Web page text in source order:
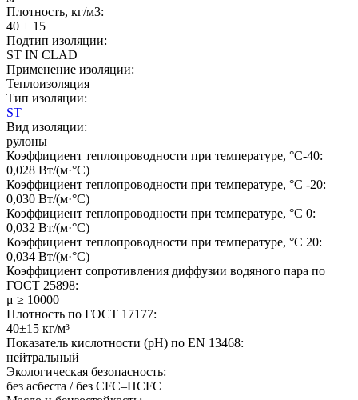
Плотность, кг/м3:
40 ± 15
Подтип изоляции:
ST IN CLAD
Применение изоляции:
Теплоизоляция
Тип изоляции:
ST
Вид изоляции:
рулоны
Коэффициент теплопроводности при температуре, °C-40:
0,028 Вт/(м·°C)
Коэффициент теплопроводности при температуре, °C -20:
0,030 Вт/(м·°C)
Коэффициент теплопроводности при температуре, °C 0:
0,032 Вт/(м·°C)
Коэффициент теплопроводности при температуре, °C 20:
0,034 Вт/(м·°C)
Коэффициент сопротивления диффузии водяного пара по
ГОСТ 25898:
μ ≥ 10000
Плотность по ГОСТ 17177:
40±15 кг/м³
Показатель кислотности (pH) по EN 13468:
нейтральный
Экологическая безопасность:
без асбеста / без CFC–HCFC